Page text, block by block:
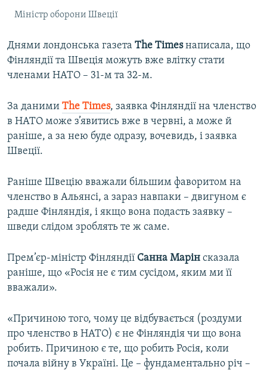
Міністр оборони Швеції
Днями лондонська газета The Timesнаписала, що
Фінляндії та Швеція можуть вже влітку стати
членами НАТО – 31-м та 32-м.
За даними The Times, заявка Фінляндії на членство
в НАТО може з’явитись вже в червні, а може й
раніше, а за нею буде одразу, вочевидь, і заявка
Швеції.
Раніше Швецію вважали більшим фаворитом на
членство в Альянсі, а зараз навпаки – двигуном є
радше Фінляндія, і якщо вона подасть заявку –
шведи слідом зроблять те ж саме.
Прем’єр-міністр Фінляндії Санна Марін сказала
раніше, що «Росія не є тим сусідом, яким ми її
вважали».
«Причиною того, чому це відбувається (роздуми
про членство в НАТО) є не Фінляндія чи що вона
робить. Причиною є те, що робить Росія, коли
почала війну в Україні. Це – фундаментально річ –